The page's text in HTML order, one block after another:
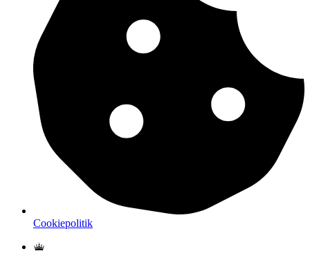
Cookiepolitik